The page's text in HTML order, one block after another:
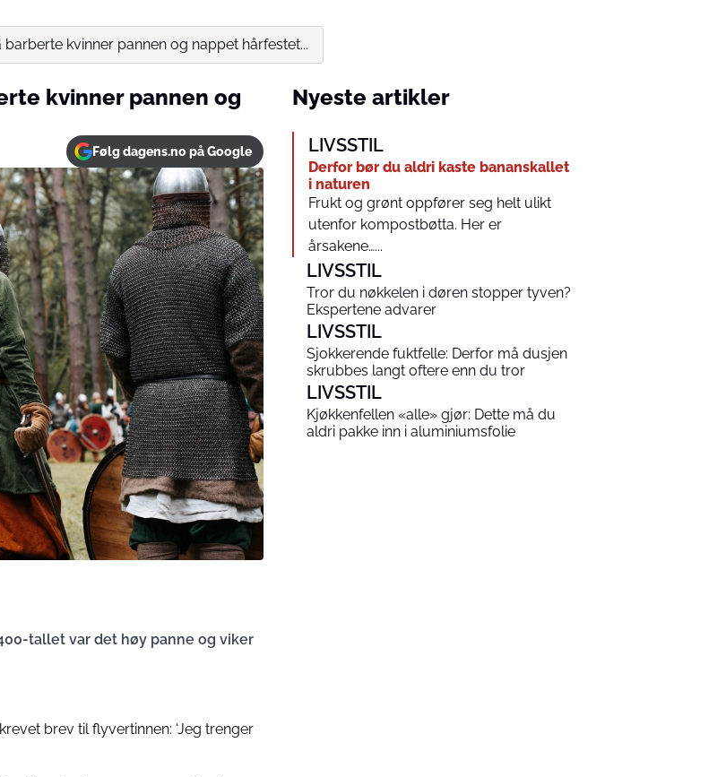
kvinner pannen og nappet hårfestet...
kvinner pannen og
Følg dagens.no på Google
tallet var det høy panne og viker
brev til flyvertinnen: ‘Jeg trenger
Nyeste artikler
LIVSSTIL
Derfor bør du aldri kaste bananskallet
i naturen
Frukt og grønt oppfører seg helt ulikt
utenfor kompostbøtta. Her er
årsakene…...
LIVSSTIL
Tror du nøkkelen i døren stopper tyven?
Ekspertene advarer
LIVSSTIL
Sjokkerende fuktfelle: Derfor må dusjen
skrubbes langt oftere enn du tror
LIVSSTIL
Kjøkkenfellen «alle» gjør: Dette må du
aldri pakke inn i aluminiumsfolie